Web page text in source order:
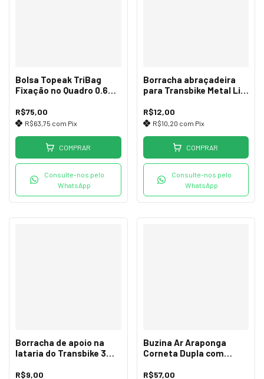
Bolsa Topeak TriBag
Fixação no Quadro 0.6L
R$75,00
R$63,75 com Pix
COMPRAR
Consulte-nos pelo
WhatsApp
Borracha abraçadeira
para Transbike Metal Lini
R$12,00
R$10,20 com Pix
COMPRAR
Consulte-nos pelo
WhatsApp
Borracha de apoio na
lataria do Transbike 3
R$9,00
Buzina Ar Araponga
Corneta Dupla com
R$57,00